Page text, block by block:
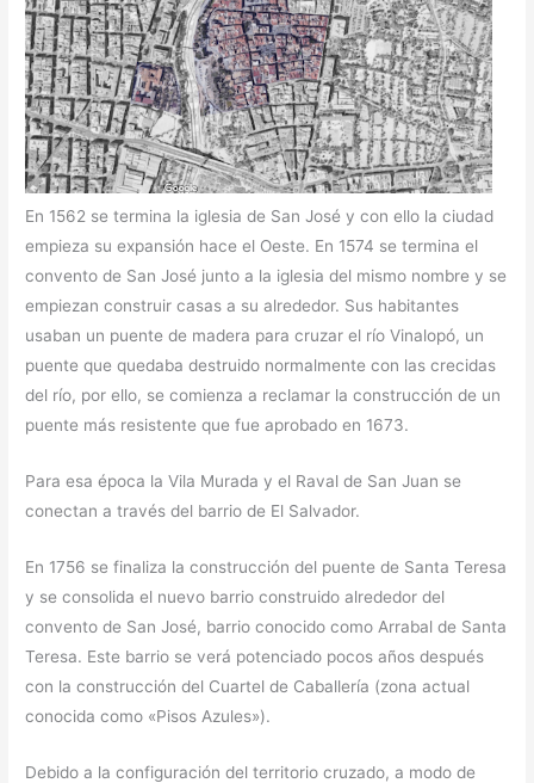
En 1562 se termina la iglesia de San José y con ello la ciudad
empieza su expansión hace el Oeste. En 1574 se termina el
convento de San José junto a la iglesia del mismo nombre y se
empiezan construir casas a su alrededor. Sus habitantes
usaban un puente de madera para cruzar el río Vinalopó, un
puente que quedaba destruido normalmente con las crecidas
del río, por ello, se comienza a reclamar la construcción de un
puente más resistente que fue aprobado en 1673.
Para esa época la Vila Murada y el Raval de San Juan se
conectan a través del barrio de El Salvador.
En 1756 se finaliza la construcción del puente de Santa Teresa
y se consolida el nuevo barrio construido alrededor del
convento de San José, barrio conocido como Arrabal de Santa
Teresa. Este barrio se verá potenciado pocos años después
con la construcción del Cuartel de Caballería (zona actual
conocida como «Pisos Azules»).
Debido a la configuración del territorio cruzado, a modo de